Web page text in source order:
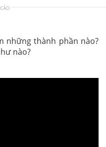
những thành phần nào?
nào?